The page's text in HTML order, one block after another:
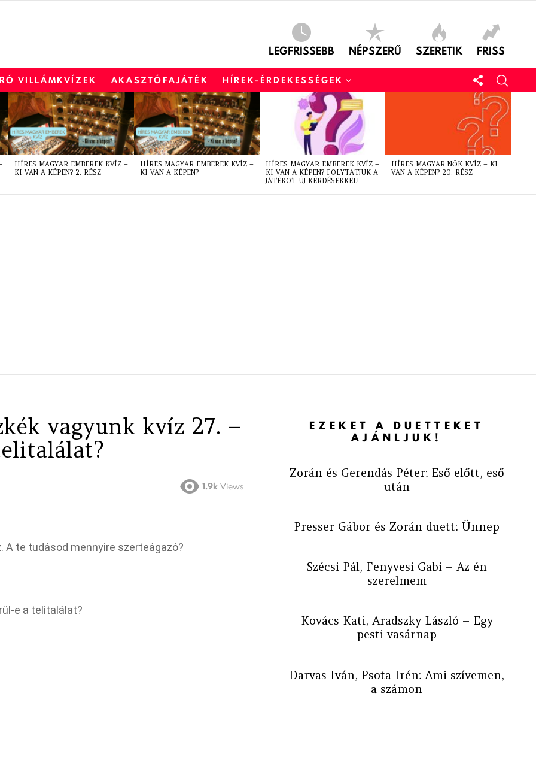
LEGFRISSEBB NÉPSZERŰ SZERETIK FRISS
VILLÁMKVÍZEK AKASZTÓFAJÁTÉK HÍREK-ÉRDEKESSÉGEK
HÍRES MAGYAR EMBEREK KVÍZ –
KI VAN A KÉPEN? 2. RÉSZ
HÍRES MAGYAR EMBEREK KVÍZ –
KI VAN A KÉPEN?
HÍRES MAGYAR EMBEREK KVÍZ –
KI VAN A KÉPEN? FOLYTATJUK A
JÁTÉKOT ÚJ KÉRDÉSEKKEL!
HÍRES MAGYAR NŐK KVÍZ – KI
VAN A KÉPEN? 20. RÉSZ
vagyunk kvíz 27. –
1.9k Views
A te tudásod mennyire szerteágazó?
e a telitalálat?
EZEKET A DUETTEKET
AJÁNLJUK!
Zorán és Gerendás Péter: Eső előtt, eső
után
Presser Gábor és Zorán duett: Ünnep
Szécsi Pál, Fenyvesi Gabi – Az én
szerelmem
Kovács Kati, Aradszky László – Egy
pesti vasárnap
Darvas Iván, Psota Irén: Ami szívemen,
a számon